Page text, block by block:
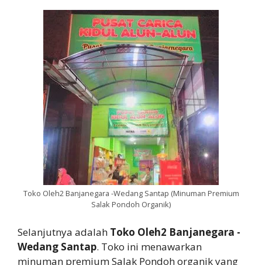
Toko Oleh2 Banjanegara -Wedang Santap (Minuman Premium
Salak Pondoh Organik)
Selanjutnya adalah Toko Oleh2 Banjanegara -
Wedang Santap. Toko ini menawarkan
minuman premium Salak Pondoh organik yang